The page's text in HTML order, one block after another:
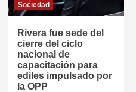
Sociedad
Rivera fue sede del
cierre del ciclo
nacional de
capacitación para
ediles impulsado por
la OPP